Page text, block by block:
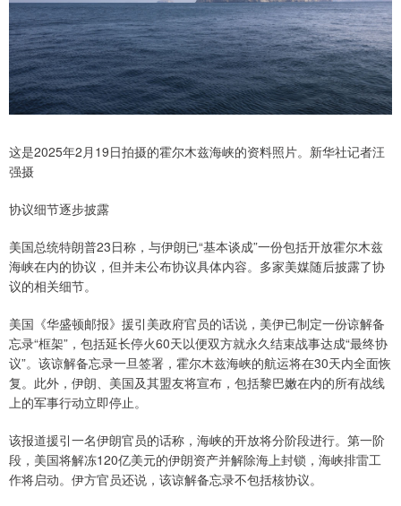
这是2025年2月19日拍摄的霍尔木兹海峡的资料照片。新华社记者汪
强摄
协议细节逐步披露
美国总统特朗普23日称，与伊朗已“基本谈成”一份包括开放霍尔木兹
海峡在内的协议，但并未公布协议具体内容。多家美媒随后披露了协
议的相关细节。
美国《华盛顿邮报》援引美政府官员的话说，美伊已制定一份谅解备
忘录“框架”，包括延长停火60天以便双方就永久结束战事达成“最终协
议”。该谅解备忘录一旦签署，霍尔木兹海峡的航运将在30天内全面恢
复。此外，伊朗、美国及其盟友将宣布，包括黎巴嫩在内的所有战线
上的军事行动立即停止。
该报道援引一名伊朗官员的话称，海峡的开放将分阶段进行。第一阶
段，美国将解冻120亿美元的伊朗资产并解除海上封锁，海峡排雷工
作将启动。伊方官员还说，该谅解备忘录不包括核协议。